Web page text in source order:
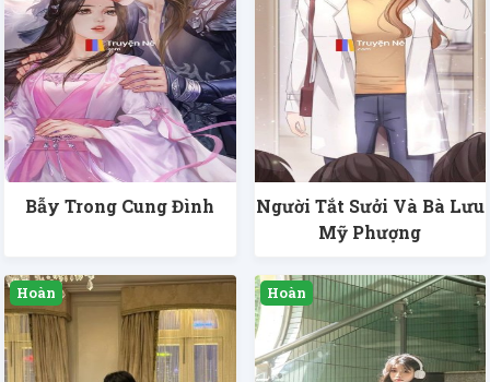
Bẫy Trong Cung Đình
Người Tắt Sưởi Và Bà Lưu
Mỹ Phượng